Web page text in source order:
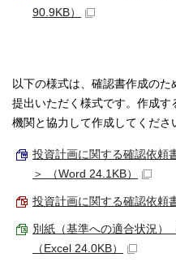
90.9KB）
以下の様式は、確認書作成の
提出いただく様式です。作成
機関と協力して作成してくださ
投資計画に関する確認依頼
＞ （Word 24.1KB）
投資計画に関する確認依頼
別紙（基準への適合状況）
（Excel 24.0KB）